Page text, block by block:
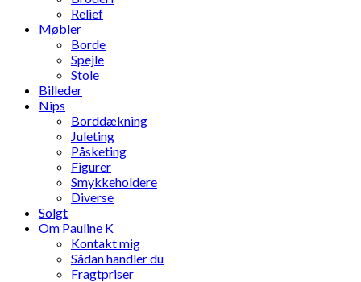
Relief
Møbler
Borde
Spejle
Stole
Billeder
Nips
Borddækning
Juleting
Påsketing
Figurer
Smykkeholdere
Diverse
Solgt
Om Pauline K
Kontakt mig
Sådan handler du
Fragtpriser